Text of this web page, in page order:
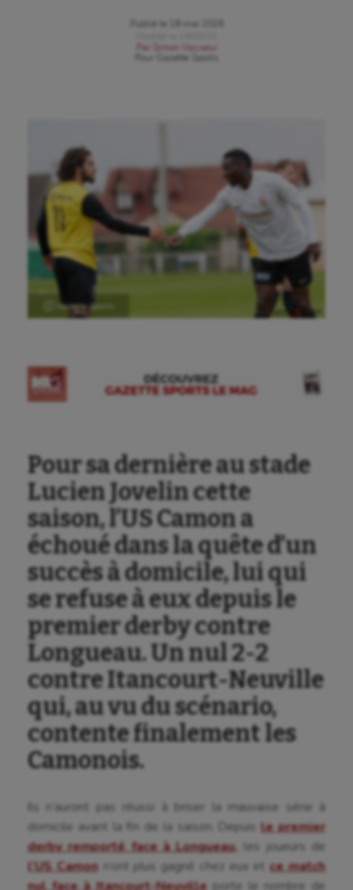
Publié le
18 mai 2026
Par
Simon Vasseur
Gazette Sports
Ⓒ Gazette Sports
Pour sa dernière au stade
Lucien Jovelin cette
saison, l’US Camon a
échoué dans la quête d’un
succès à domicile, lui qui
se refuse à eux depuis le
premier derby contre
Longueau. Un nul 2-2
contre Itancourt-Neuville
qui, au vu du scénario,
contente finalement les
Camonois.
Ils n’auront pas réussi à briser la mauvaise série à
domicile avant la fin de la saison. Depuisle premier
derby remporté face à Longueau, les joueurs de
l’US Camonn’ont plus gagné chez eux etce match
nul face à Itancourt-Neuville porte le nombre de